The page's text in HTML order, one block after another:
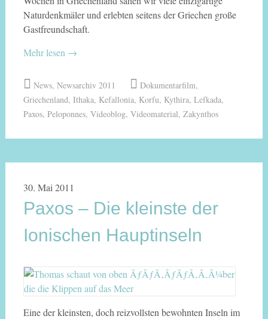
Naturdenkmäler und erlebten seitens der Griechen große
Gastfreundschaft.
Mehr lesen →
News, Newsarchiv 2011 Dokumentarfilm,
Griechenland, Ithaka, Kefallonia, Korfu, Kythira, Lefkada,
Paxos, Peloponnes, Videoblog, Videomaterial, Zakynthos
30. Mai 2011
Paxos – Die kleinste der
Ionischen Hauptinseln
Eine der kleinsten, doch reizvollsten bewohnten Inseln im